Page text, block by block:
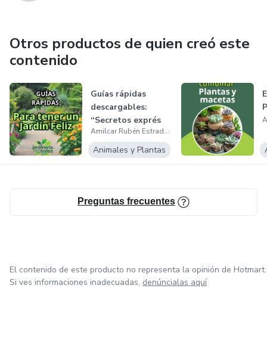
Otros productos de quien creó este
contenido
Guías rápidas
descargables:
“Secretos exprés
para cuidar tus...
Amilcar Rubén Estrada Fernández
Animales y Plantas
Preguntas frecuentes
El contenido de este producto no representa la opinión de Hotmart.
Si ves informaciones inadecuadas, denúncialas aquí